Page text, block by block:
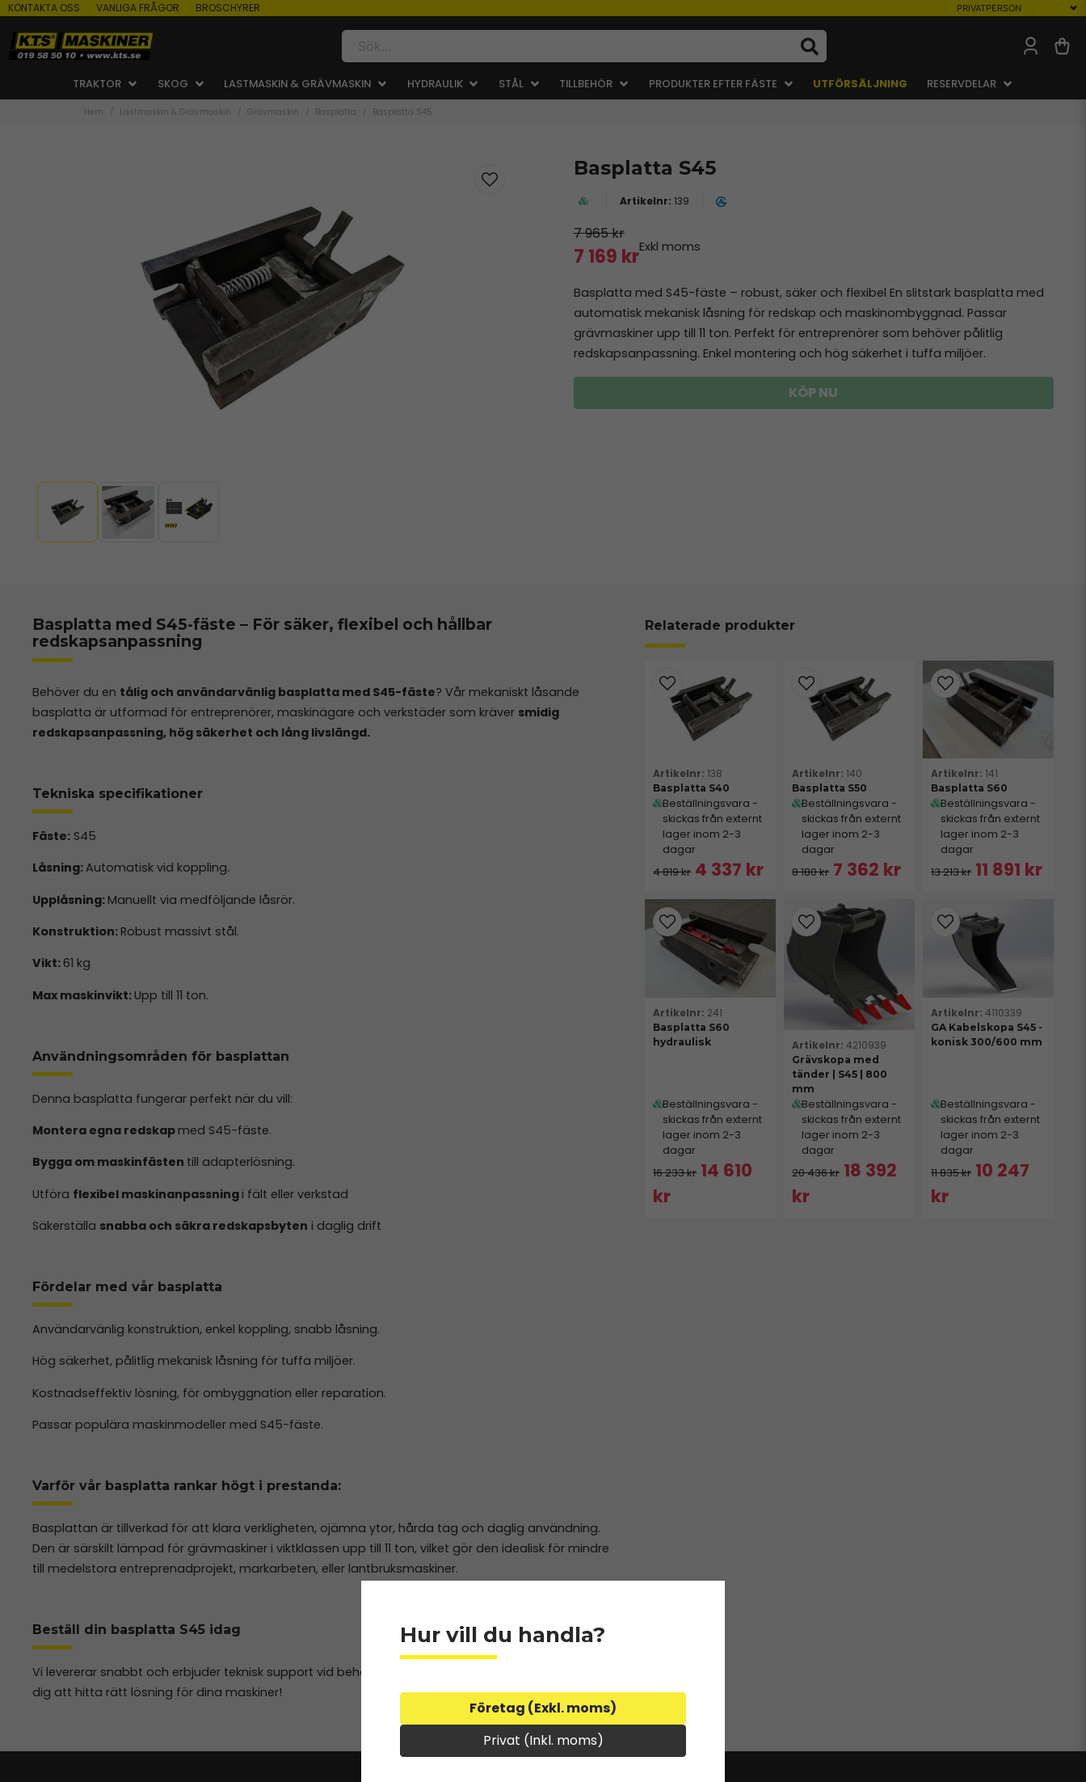
KONTAKTA OSS VANLIGA FRÅGOR BROSCHYRER
TRAKTOR SKOG LASTMASKIN & GRÄVMASKIN HYDRAULIK STÅL TILLBEHÖR PRODUKTER EFTER FÄSTE UTFÖRSÄLJNING RESERVDELAR
Hem Lastmaskin & Grävmaskin Grävmaskin Basplatta Basplatta S45
Basplatta S45
139
7 965 kr
7 169 krExkl moms
Basplatta med S45-fäste – robust, säker och flexibel En slitstark basplatta med
automatisk mekanisk låsning för redskap och maskinombyggnad. Passar
grävmaskiner upp till 11 ton. Perfekt för entreprenörer som behöver pålitlig
redskapsanpassning. Enkel montering och hög säkerhet i tuffa miljöer.
KÖP NU
Basplatta med S45-fäste – För säker, flexibel och hållbar
redskapsanpassning
Behöver du en tålig och användarvänlig basplatta med S45-fäste? Vår mekaniskt låsande
basplatta är utformad för entreprenörer, maskinägare och verkstäder som kräver smidig
redskapsanpassning, hög säkerhet och lång livslängd.
Tekniska specifikationer
Fäste: S45
Låsning:Automatisk vid koppling.
Upplåsning: Manuellt via medföljande låsrör.
Konstruktion: Robust massivt stål.
Vikt: 61 kg
Max maskinvikt: Upp till 11 ton.
Användningsområden för basplattan
Denna basplatta fungerar perfekt när du vill:
Montera egna redskap med S45-fäste.
Bygga om maskinfästen till adapterlösning.
Utföra flexibel maskinanpassning i fält eller verkstad
Säkerställa snabba och säkra redskapsbyten i daglig drift
Fördelar med vår basplatta
Användarvänlig konstruktion, enkel koppling, snabb låsning.
Hög säkerhet, pålitlig mekanisk låsning för tuffa miljöer.
Kostnadseffektiv lösning, för ombyggnation eller reparation.
Passar populära maskinmodeller med S45-fäste.
Varför vår basplatta rankar högt i prestanda:
Basplattan är tillverkad för att klara verkligheten, ojämna ytor, hårda tag och daglig användning.
Den är särskilt lämpad för grävmaskiner i viktklassen upp till 11 ton, vilket gör den idealisk för mindre
till medelstora entreprenadprojekt, markarbeten, eller lantbruksmaskiner.
Beställ din basplatta S45 idag
Vi levererar snabbt och erbjuder teknisk support vid behov.
dig att hitta rätt lösning för dina maskiner!
Relaterade produkter
138
Basplatta S40
Beställningsvara -
skickas från externt
lager inom 2-3
dagar
4 819 kr 4 337 kr
140
Basplatta S50
Beställningsvara -
skickas från externt
lager inom 2-3
dagar
8 180 kr 7 362 kr
141
Basplatta S60
Beställningsvara -
skickas från externt
lager inom 2-3
dagar
13 213 kr 11 891 kr
241
Basplatta S60
hydraulisk
Beställningsvara -
skickas från externt
lager inom 2-3
dagar
16 233 kr 14 610
kr
4210939
Grävskopa med
tänder | S45 | 800
mm
Beställningsvara -
skickas från externt
lager inom 2-3
dagar
20 436 kr 18 392
kr
4110339
GA Kabelskopa S45 -
konisk 300/600 mm
Beställningsvara -
skickas från externt
lager inom 2-3
dagar
11 835 kr 10 247
kr
Hur vill du handla?
Företag (Exkl. moms)
Privat (Inkl. moms)